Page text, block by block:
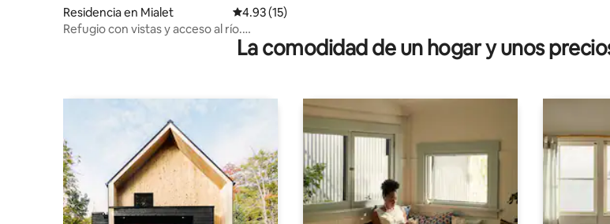
Residencia en Mialet Calificación promedio: 4.93 de 5; 15 evaluaciones
4.93 (15)
Refugio con vistas y acceso al río.
La comodidad de un hogar y unos